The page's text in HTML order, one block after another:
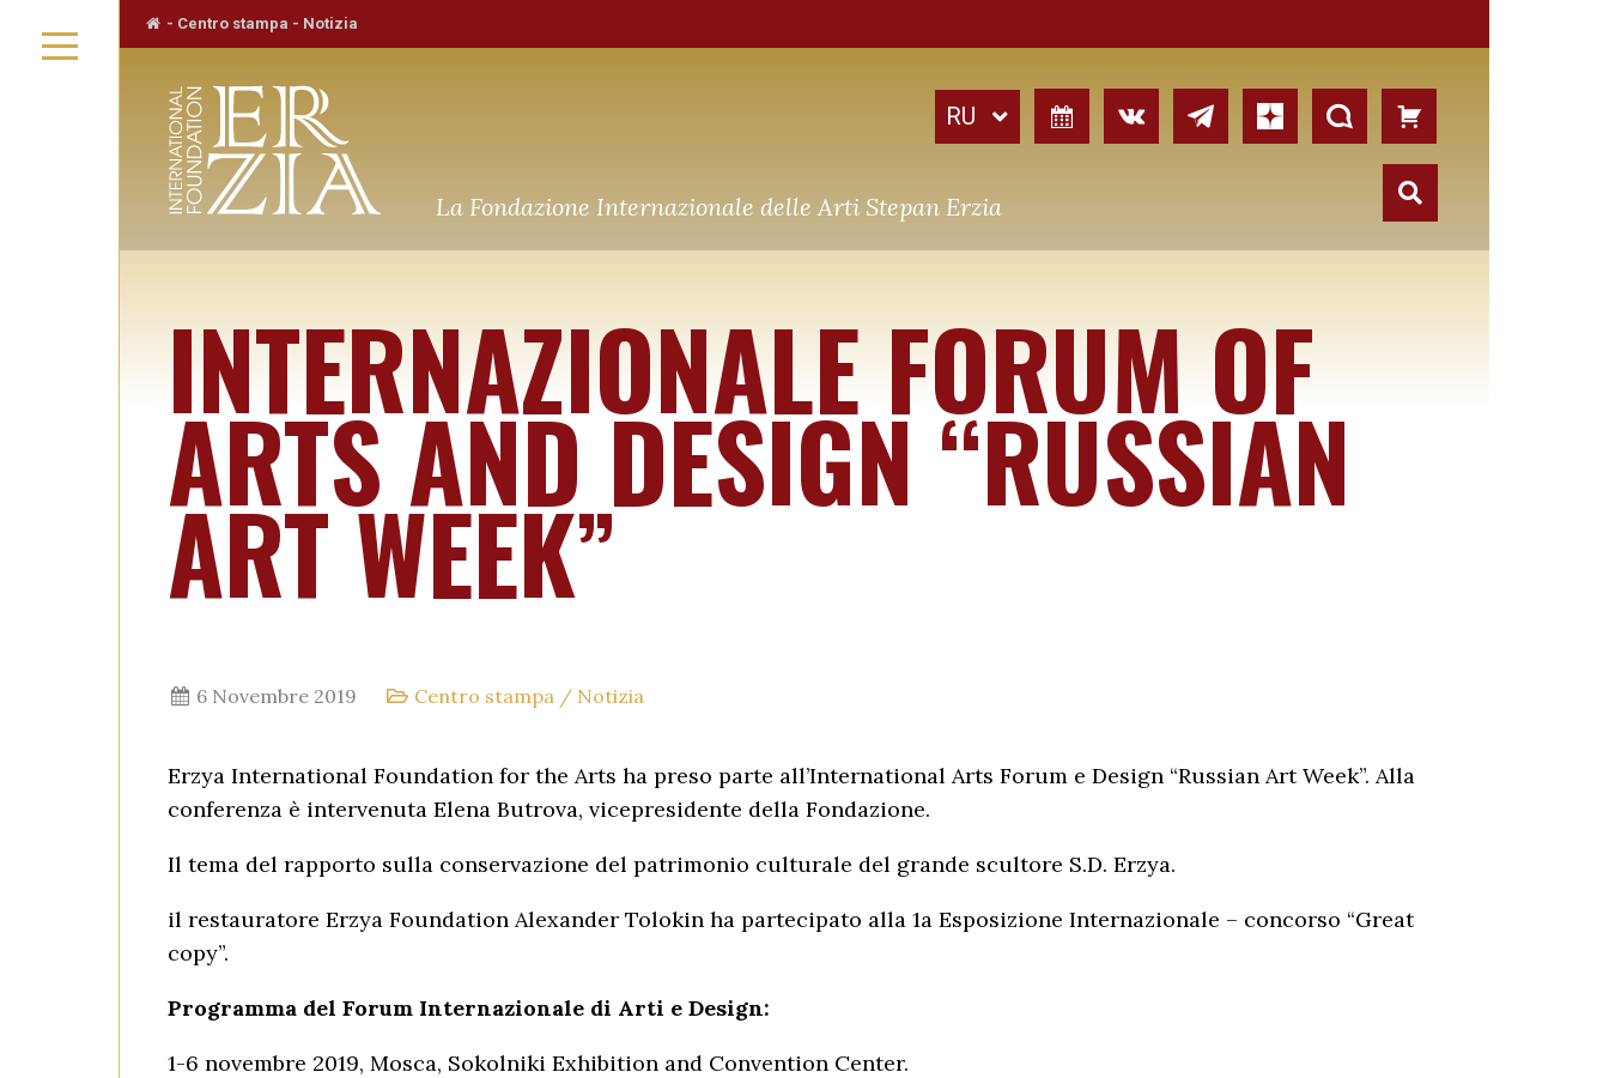
- Centro stampa - Notizia
La Fondazione Internazionale delle Arti Stepan Erzia
INTERNAZIONALE FORUM OF
ARTS AND DESIGN “RUSSIAN
ART WEEK”
6 Novembre 2019 Centro stampa / Notizia
Erzya International Foundation for the Arts ha preso parte all’International Arts Forum e Design “Russian Art Week”. Alla
conferenza è intervenuta Elena Butrova, vicepresidente della Fondazione.
Il tema del rapporto sulla conservazione del patrimonio culturale del grande scultore S.D. Erzya.
il restauratore Erzya Foundation Alexander Tolokin ha partecipato alla 1a Esposizione Internazionale – concorso “Great
copy”.
Programma del Forum Internazionale di Arti e Design:
1-6 novembre 2019, Mosca, Sokolniki Exhibition and Convention Center.